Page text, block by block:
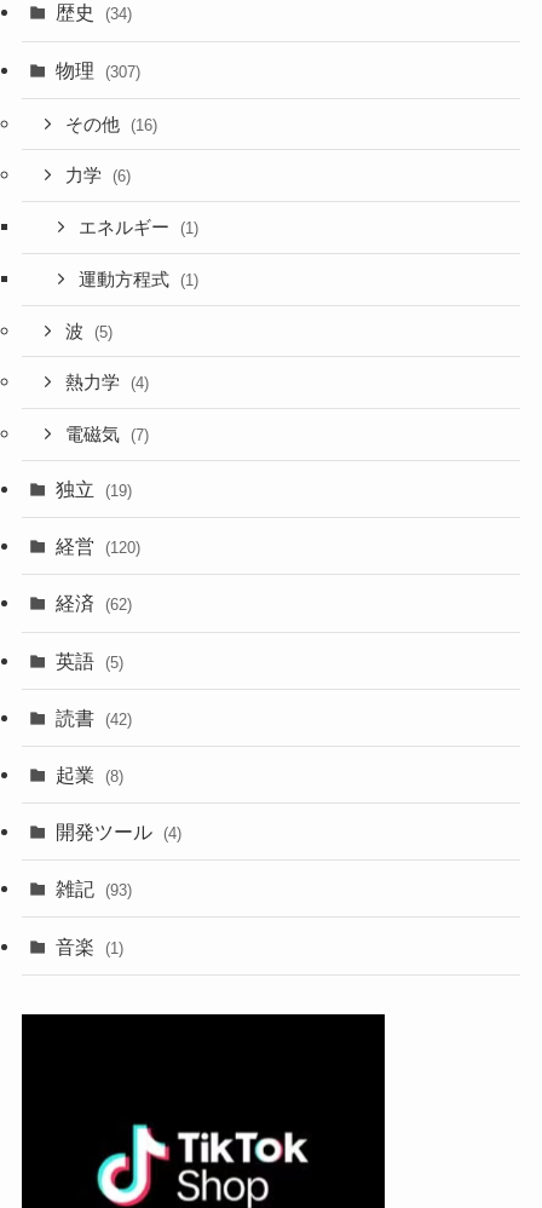
歴史 (34)
物理 (307)
その他 (16)
力学 (6)
エネルギー (1)
運動方程式 (1)
波 (5)
熱力学 (4)
電磁気 (7)
独立 (19)
経営 (120)
経済 (62)
英語 (5)
読書 (42)
起業 (8)
開発ツール (4)
雑記 (93)
音楽 (1)